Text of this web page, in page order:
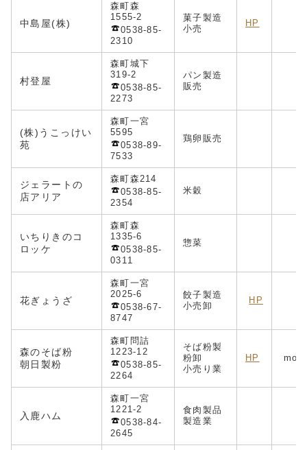
中島屋(株)
森町森
1555-2
0538-85-
2310
菓子製造
小売
HP
村登屋
森町城下
319-2
0538-85-
2273
パン製造
販売
(株)うこっけい
苑
森町一宮
5595
0538-89-
7533
鶏卵販売
ジェラートの
店アリア
森町森214
0538-85-
2354
米穀
いちりきのコ
ロッケ
森町森
1335-6
0538-85-
0311
惣菜
花ぎょうざ
森町一宮
2025-6
0538-67-
8747
餃子製造
小売卸
HP
森のそば粉
朝日製粉
森町問詰
1223-12
0538-85-
2264
そば粉製
粉卸
小売り業
HP
入鹿ハム
森町一宮
1221-2
0538-84-
2645
食肉製品
製造業